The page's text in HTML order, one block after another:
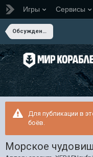
Игры Сервисы
Обсуждение Мира Кораблей
Для публикации в
боёв.
Морское